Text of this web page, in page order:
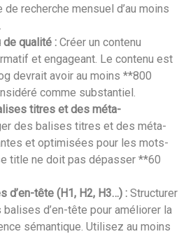
recherche mensuel d’au moins
de qualité : Créer un contenu
et engageant. Le contenu est
devrait avoir au moins **800
comme substantiel.
titres et des méta-
des balises titres et des méta-
et optimisées pour les mots-
title ne doit pas dépasser **60
d’en-tête (H1, H2, H3…) : Structurer
d’en-tête pour améliorer la
sémantique. Utilisez au moins